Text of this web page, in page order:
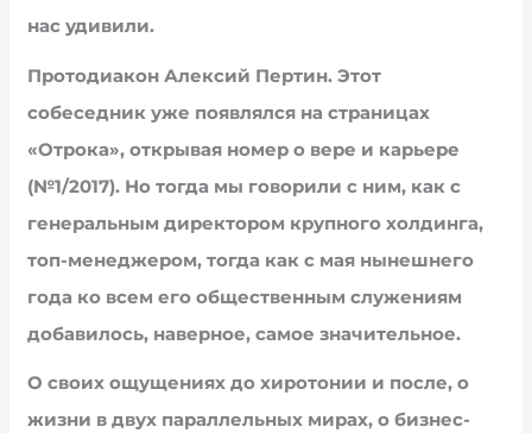
нас удивили.
Протодиакон Алексий Пертин. Этот
собеседник уже появлялся на страницах
«Отрока», открывая номер о вере и карьере
(№1/2017). Но тогда мы говорили с ним, как с
генеральным директором крупного холдинга,
топ-менеджером, тогда как с мая нынешнего
года ко всем его общественным служениям
добавилось, наверное, самое значительное.
О своих ощущениях до хиротонии и после, о
жизни в двух параллельных мирах, о бизнес-